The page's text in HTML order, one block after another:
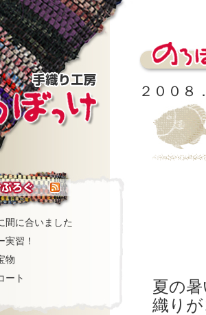
間に合いました
実習！
物
ート
２００８
夏の
織り